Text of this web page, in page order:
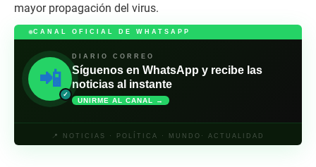
mayor propagación del virus.
CANAL OFICIAL DE WHATSAPP
📲
✓
DIARIO CORREO
Síguenos en WhatsApp y recibe las
noticias al instante
UNIRME AL CANAL →
📍 NOTICIAS · POLÍTICA · MUNDO· ACTUALIDAD